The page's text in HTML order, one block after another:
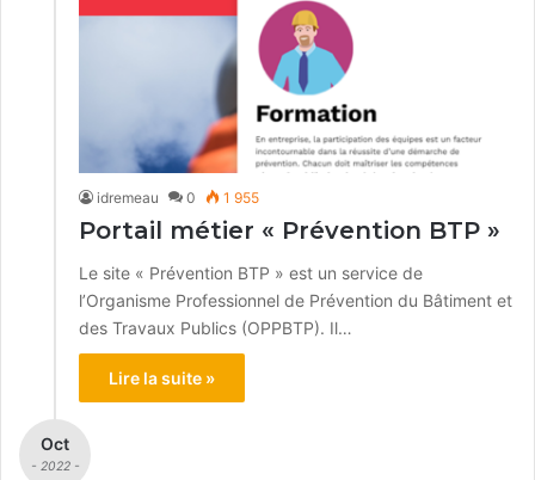
idremeau 0 1 955
Portail métier « Prévention BTP »
Le site « Prévention BTP » est un service de
l’Organisme Professionnel de Prévention du Bâtiment et
des Travaux Publics (OPPBTP). Il…
Lire la suite »
Oct
- 2022 -